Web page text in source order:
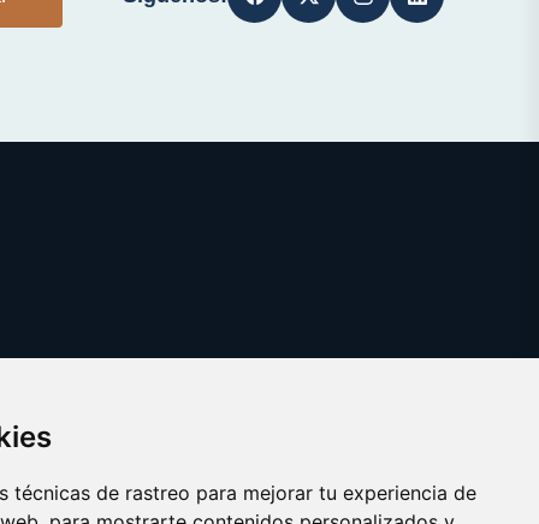
técnicas de rastreo para mejorar tu experiencia de